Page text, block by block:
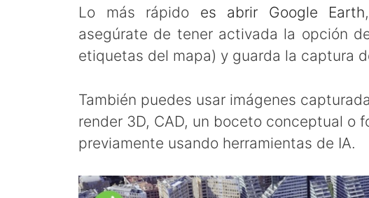
Lo más rápido es abrir Google Earth
asegúrate de tener activada la opción
etiquetas del mapa) y guarda la captura
También puedes usar imágenes
render 3D, CAD, un boceto conceptual o
previamente usando herramientas de IA.